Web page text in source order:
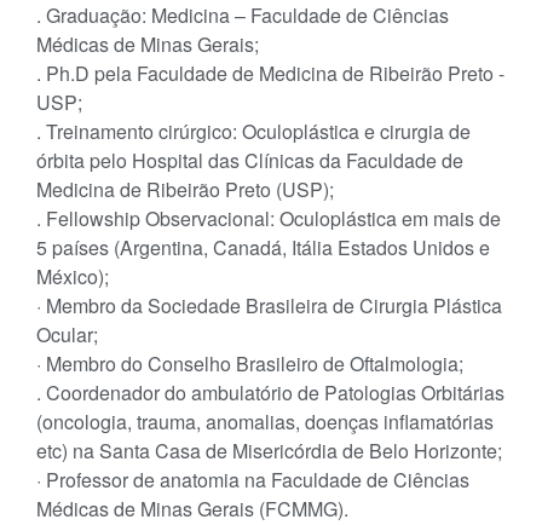
. Graduação: Medicina – Faculdade de Ciências
Médicas de Minas Gerais;
. Ph.D pela Faculdade de Medicina de Ribeirão Preto -
USP;
. Treinamento cirúrgico: Oculoplástica e cirurgia de
órbita pelo Hospital das Clínicas da Faculdade de
Medicina de Ribeirão Preto (USP);
. Fellowship Observacional: Oculoplástica em mais de
5 países (Argentina, Canadá, Itália Estados Unidos e
México);
· Membro da Sociedade Brasileira de Cirurgia Plástica
Ocular;
· Membro do Conselho Brasileiro de Oftalmologia;
. Coordenador do ambulatório de Patologias Orbitárias
(oncologia, trauma, anomalias, doenças inflamatórias
etc) na Santa Casa de Misericórdia de Belo Horizonte;
· Professor de anatomia na Faculdade de Ciências
Médicas de Minas Gerais (FCMMG).